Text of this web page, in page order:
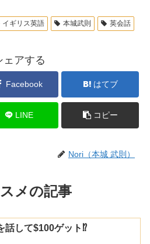
イギリス英語 本城武則 英会話
ェアする
Facebook はてブ
LINE コピー
Nori（本城 武則）
メの記事
話して$100ゲット⁉